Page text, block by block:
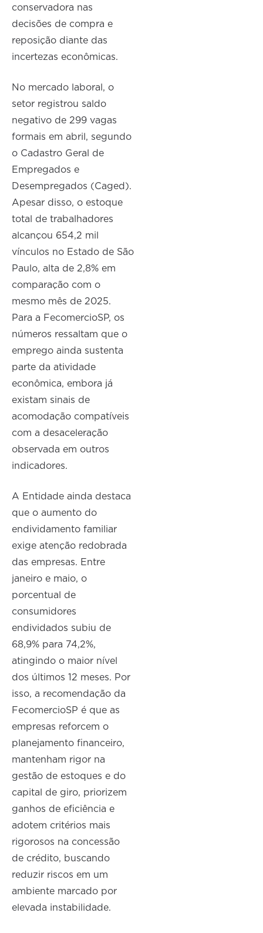
conservadora nas
decisões de compra e
reposição diante das
incertezas econômicas.
No mercado laboral, o
setor registrou saldo
negativo de 299 vagas
formais em abril, segundo
o Cadastro Geral de
Empregados e
Desempregados (Caged).
Apesar disso, o estoque
total de trabalhadores
alcançou 654,2 mil
vínculos no Estado de São
Paulo, alta de 2,8% em
comparação com o
mesmo mês de 2025.
Para a FecomercioSP, os
números ressaltam que o
emprego ainda sustenta
parte da atividade
econômica, embora já
existam sinais de
acomodação compatíveis
com a desaceleração
observada em outros
indicadores.
A Entidade ainda destaca
que o aumento do
endividamento familiar
exige atenção redobrada
das empresas. Entre
janeiro e maio, o
porcentual de
consumidores
endividados subiu de
68,9% para 74,2%,
atingindo o maior nível
dos últimos 12 meses. Por
isso, a recomendação da
FecomercioSP é que as
empresas reforcem o
planejamento financeiro,
mantenham rigor na
gestão de estoques e do
capital de giro, priorizem
ganhos de eficiência e
adotem critérios mais
rigorosos na concessão
de crédito, buscando
reduzir riscos em um
ambiente marcado por
elevada instabilidade.